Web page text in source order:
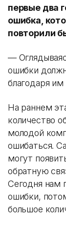
первые два
ошибка,
повторили
—
ошибки
благодаря
На раннем
количество
молодой
ошибаться.
могут
обратную
Сегодня нам
ошибки,
большое